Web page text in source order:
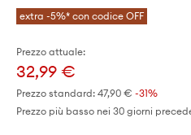
extra -5%* con codice OFF
Prezzo attuale:
32,99 €
Prezzo standard: 47,90 € -31%
Prezzo più basso nei 30 giorni